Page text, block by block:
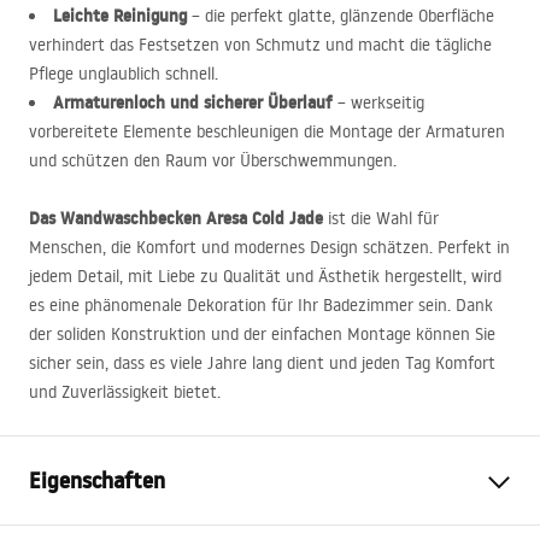
Leichte Reinigung– die perfekt glatte, glänzende Oberfläche
verhindert das Festsetzen von Schmutz und macht die tägliche
Pflege unglaublich schnell.
Armaturenloch und sicherer Überlauf – werkseitig
vorbereitete Elemente beschleunigen die Montage der Armaturen
und schützen den Raum vor Überschwemmungen.
Das Wandwaschbecken Aresa Cold Jade ist die Wahl für
Menschen, die Komfort und modernes Design schätzen. Perfekt in
jedem Detail, mit Liebe zu Qualität und Ästhetik hergestellt, wird
es eine phänomenale Dekoration für Ihr Badezimmer sein. Dank
der soliden Konstruktion und der einfachen Montage können Sie
sicher sein, dass es viele Jahre lang dient und jeden Tag Komfort
und Zuverlässigkeit bietet.
Eigenschaften